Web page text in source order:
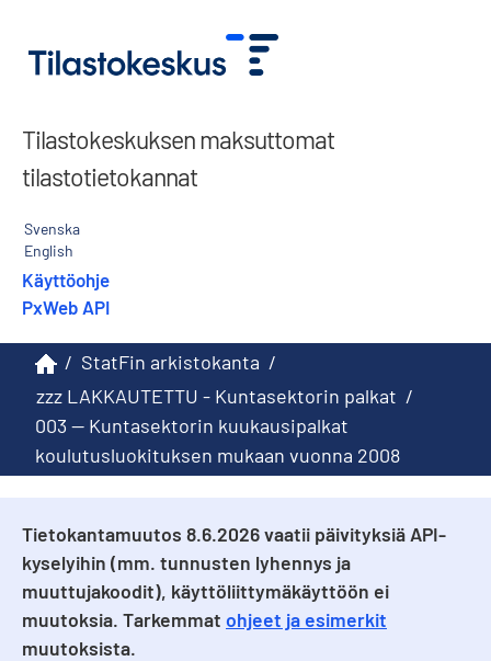
Tilastokeskuksen maksuttomat
tilastotietokannat
Svenska
English
Käyttöohje
PxWeb API
/ StatFin arkistokanta /
zzz LAKKAUTETTU - Kuntasektorin palkat /
003 -- Kuntasektorin kuukausipalkat
koulutusluokituksen mukaan vuonna 2008
Tietokantamuutos 8.6.2026 vaatii päivityksiä API-
kyselyihin (mm. tunnusten lyhennys ja
muuttujakoodit), käyttöliittymäkäyttöön ei
muutoksia. Tarkemmat ohjeet ja esimerkit
muutoksista.